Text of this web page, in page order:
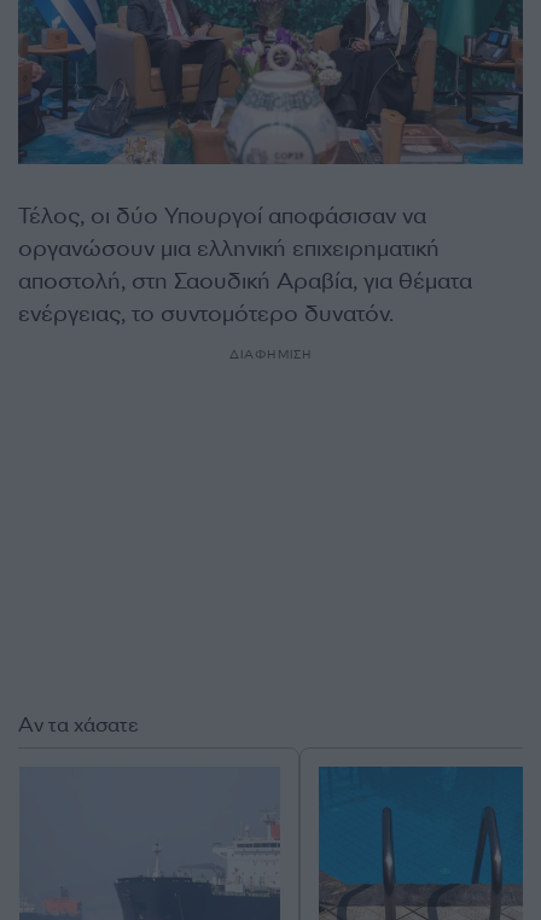
Τέλος, οι δύο Υπουργοί αποφάσισαν να
οργανώσουν μια ελληνική επιχειρηματική
αποστολή, στη Σαουδική Αραβία, για θέματα
ενέργειας, το συντομότερο δυνατόν.
ΔΙΑΦΗΜΙΣΗ
Αν τα χάσατε